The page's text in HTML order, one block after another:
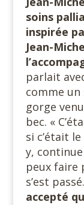
soins
inspirée
Jean-
parlait
comme un
gorge
bec. «
si c’était
y,
peux faire
s’est passé.
accepté